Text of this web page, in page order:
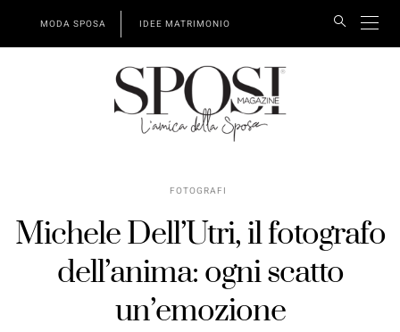
MODA SPOSA IDEE MATRIMONIO
FOTOGRAFI
Michele Dell’Utri, il fotografo
dell’anima: ogni scatto
un’emozione